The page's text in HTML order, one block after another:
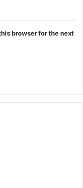
browser for the next